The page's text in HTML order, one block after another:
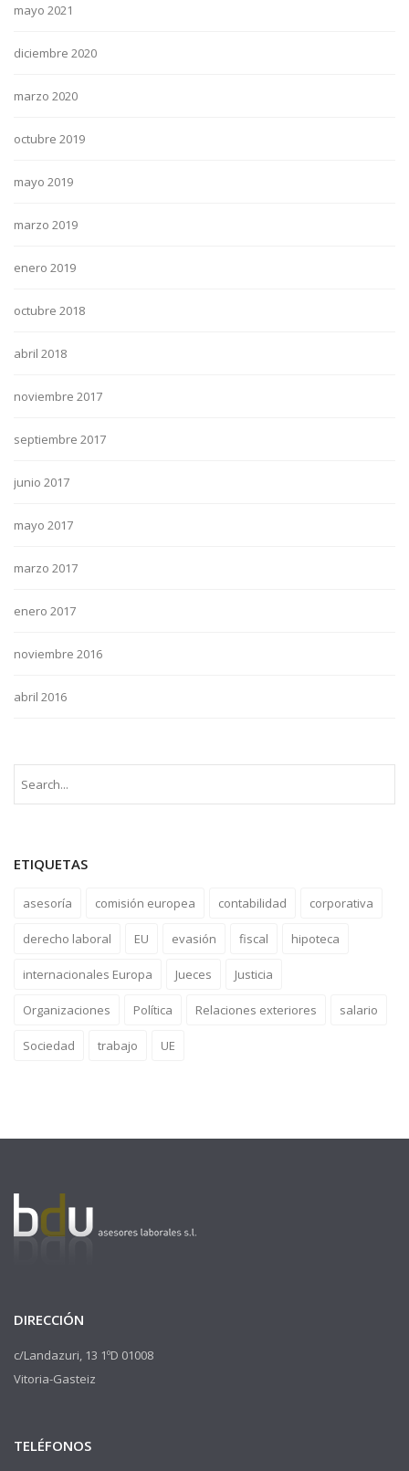
mayo 2021
diciembre 2020
marzo 2020
octubre 2019
mayo 2019
marzo 2019
enero 2019
octubre 2018
abril 2018
noviembre 2017
septiembre 2017
junio 2017
mayo 2017
marzo 2017
enero 2017
noviembre 2016
abril 2016
ETIQUETAS
asesoría comisión europea contabilidad corporativa
derecho laboral EU evasión fiscal hipoteca
internacionales Europa Jueces Justicia
Organizaciones Política Relaciones exteriores salario
Sociedad trabajo UE
DIRECCIÓN
c/Landazuri, 13 1ºD 01008
Vitoria-Gasteiz
TELÉFONOS